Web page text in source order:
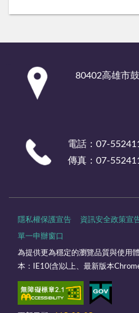
80402高雄市
電話：07-
傳真：07-
隱私權保護宣告 資訊安全政策宣
單一申辦窗口
為提供更為穩定的瀏覽品質與使用
本：IE10(含)以上、最新版本